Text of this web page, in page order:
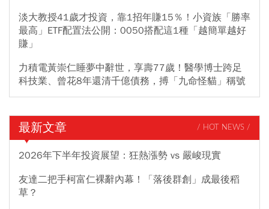
淡大教授41歲才投資，靠1招年賺15％！小資族「勝率
最高」ETF配置法公開：0050搭配這1種「越簡單越好
賺」
力積電黃崇仁睡夢中辭世，享壽77歲！醫學博士跨足
科技業、曾花8年還清千億債務，搏「九命怪貓」稱號
最新文章 / HOT NEWS /
2026年下半年投資展望：狂熱漲勢 vs 嚴峻現實
友達二把手柯富仁裸辭內幕！「落後群創」成最後稻
草？